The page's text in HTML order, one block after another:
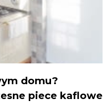
domu?
piece kaflowe